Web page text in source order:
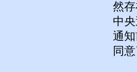
然
中
通
同